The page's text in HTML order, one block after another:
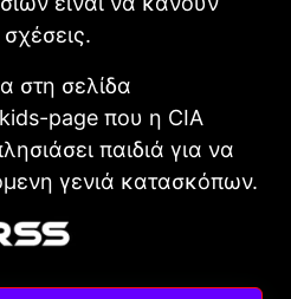
στη σελίδα
page που η CIΑ
παιδιά για να
γενιά κατασκόπων.